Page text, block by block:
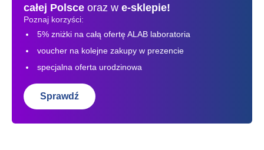
całej Polsce oraz w e-sklepie!
Poznaj korzyści:
5% zniżki na całą ofertę ALAB laboratoria
voucher na kolejne zakupy w prezencie
specjalna oferta urodzinowa
Sprawdź